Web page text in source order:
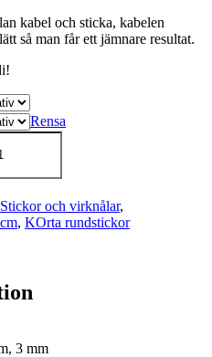
kabel och sticka, kabelen
så man får ett jämnare resultat.
Rensa
och virknålar,
, KOrta rundstickor
3 mm